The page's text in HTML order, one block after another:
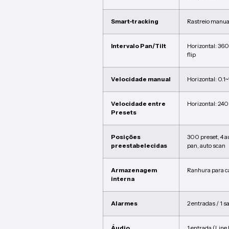
Smart-tracking Rastreio
Intervalo Pan/Tilt
Horizontal:
flip
Velocidade manual Horizontal:
Velocidade entre
Presets
Horizontal:
Posições
preestabelecidas
300 preset, 4
pan, auto scan
Armazenagem
interna
Ranhura para
Alarmes 2 entradas / 1